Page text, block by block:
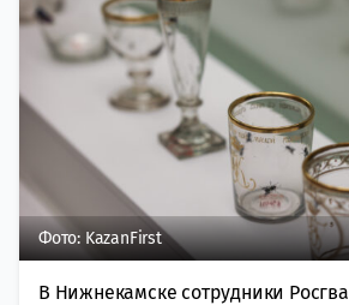
Фото: KazanFirst
В Нижнекамске сотрудники